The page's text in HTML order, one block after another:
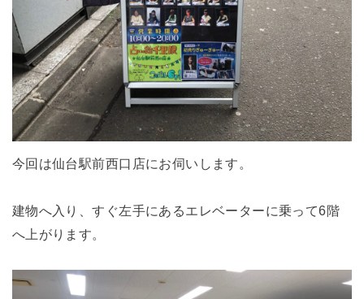
今回は仙台駅前西口店にお伺いします。
建物へ入り、すぐ左手にあるエレベーターに乗って6階
へ上がります。